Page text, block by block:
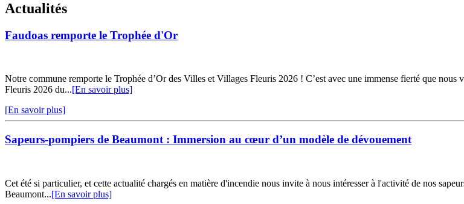
Actualités
Faudoas remporte le Trophée d'Or
Notre commune remporte le Trophée d’Or des Villes et Villages Fleuris 2026 ! C’est avec une immense fierté que
Fleuris 2026 du...[En savoir plus]
[En savoir plus]
Sapeurs-pompiers de Beaumont : Immersion au cœur d’un modèle de dévouement
Cet été si particulier, et cette actualité chargés en matière d'incendie nous invite à nous intéresser à l'activité de nos
Beaumont...[En savoir plus]